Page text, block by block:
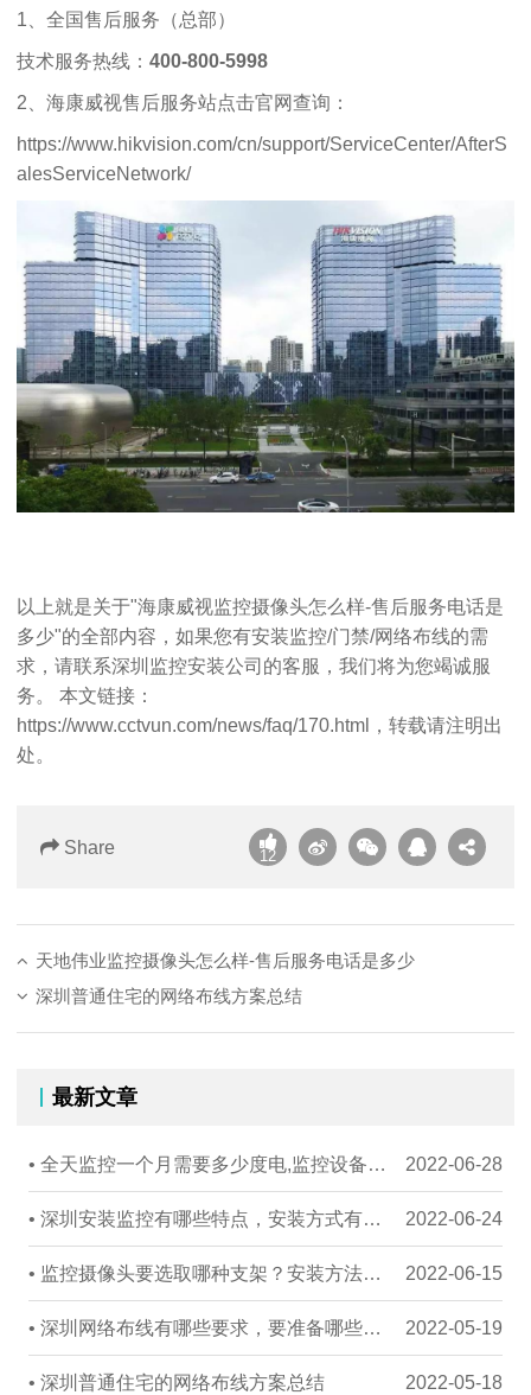
1、全国售后服务（总部）
技术服务热线： 400-800-5998
2、海康威视售后服务站点击官网查询：
https://www.hikvision.com/cn/support/ServiceCenter/AfterS
alesServiceNetwork/
以上就是关于"海康威视监控摄像头怎么样-售后服务电话是
多少"的全部内容，如果您有安装监控/门禁/网络布线的需
求，请联系深圳监控安装公司 的客服，我们将为您竭诚服
务。 本文链接：
https://www.cctvun.com/news/faq/170.html ，转载请注明出
处。
Share 12
天地伟业监控摄像头怎么样-售后服务电话是多少
深圳普通住宅的网络布线方案总结
最新文章
2022-06-28
• 全天监控一个月需要多少度电,监控设备耗电量如何计算
2022-06-24
• 深圳安装监控有哪些特点，安装方式有哪些
2022-06-15
• 监控摄像头要选取哪种支架？安装方法有哪些
2022-05-19
• 深圳网络布线有哪些要求，要准备哪些材料
2022-05-18
• 深圳普通住宅的网络布线方案总结